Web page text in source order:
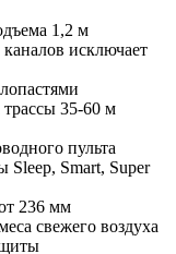
1,2 м
исключает
35-60 м
пульта
Smart, Super
236 мм
свежего воздуха